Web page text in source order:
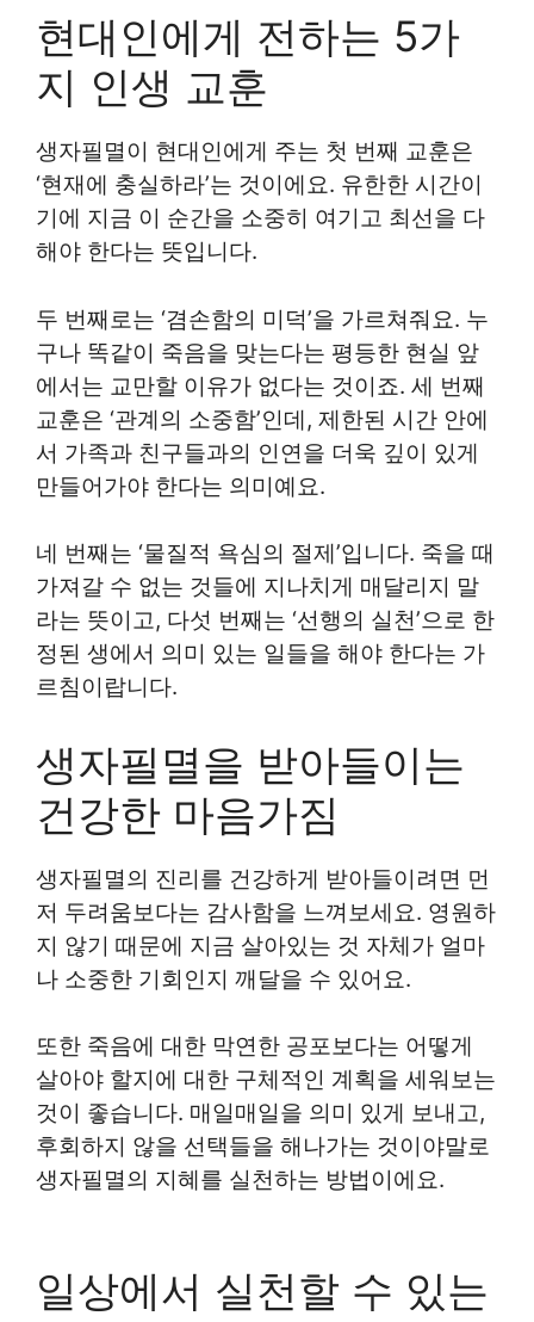
현대인에게 전하는 5가
지 인생 교훈
생자필멸이 현대인에게 주는 첫 번째 교훈은
‘현재에 충실하라’는 것이에요. 유한한 시간이
기에 지금 이 순간을 소중히 여기고 최선을 다
해야 한다는 뜻입니다.
두 번째로는 ‘겸손함의 미덕’을 가르쳐줘요. 누
구나 똑같이 죽음을 맞는다는 평등한 현실 앞
에서는 교만할 이유가 없다는 것이죠. 세 번째
교훈은 ‘관계의 소중함’인데, 제한된 시간 안에
서 가족과 친구들과의 인연을 더욱 깊이 있게
만들어가야 한다는 의미예요.
네 번째는 ‘물질적 욕심의 절제’입니다. 죽을 때
가져갈 수 없는 것들에 지나치게 매달리지 말
라는 뜻이고, 다섯 번째는 ‘선행의 실천’으로 한
정된 생에서 의미 있는 일들을 해야 한다는 가
르침이랍니다.
생자필멸을 받아들이는
건강한 마음가짐
생자필멸의 진리를 건강하게 받아들이려면 먼
저 두려움보다는 감사함을 느껴보세요. 영원하
지 않기 때문에 지금 살아있는 것 자체가 얼마
나 소중한 기회인지 깨달을 수 있어요.
또한 죽음에 대한 막연한 공포보다는 어떻게
살아야 할지에 대한 구체적인 계획을 세워보는
것이 좋습니다. 매일매일을 의미 있게 보내고,
후회하지 않을 선택들을 해나가는 것이야말로
생자필멸의 지혜를 실천하는 방법이에요.
일상에서 실천할 수 있는